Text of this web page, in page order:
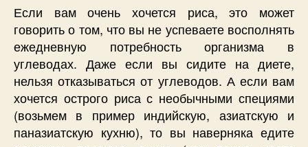
Если вам очень хочется риса, это может
говорить о том, что вы не успеваете восполнять
ежедневную потребность организма в
углеводах. Даже если вы сидите на диете,
нельзя отказываться от углеводов. А если вам
хочется острого риса с необычными специями
(возьмем в пример индийскую, азиатскую и
паназиатскую кухню), то вы наверняка едите